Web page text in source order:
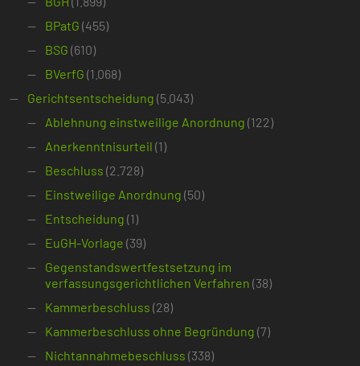
BPatG (455)
BSG (610)
BVerfG (1.068)
Gerichtsentscheidung (5.043)
Ablehnung einstweilige Anordnung (122)
Anerkenntnisurteil (1)
Beschluss (2.728)
Einstweilige Anordnung (50)
Entscheidung (1)
EuGH-Vorlage (39)
Gegenstandswertfestsetzung im
verfassungsgerichtlichen Verfahren (38)
Kammerbeschluss (28)
Kammerbeschluss ohne Begründung (7)
Nichtannahmebeschluss (338)